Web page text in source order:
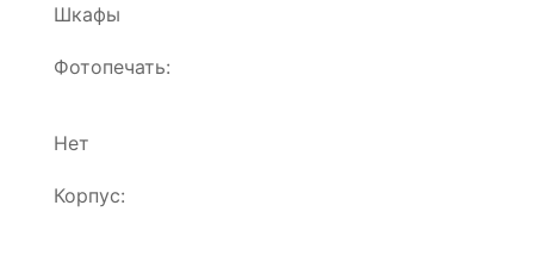
Шкафы
Фотопечать:
Нет
Корпус: